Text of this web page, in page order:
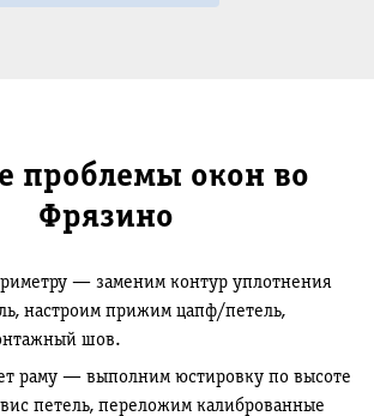
проблемы окон во
Фрязино
— заменим контур уплотнения
настроим прижим цапф/петель,
шов.
раму — выполним юстировку по высоте
петель, переложим калиброванные